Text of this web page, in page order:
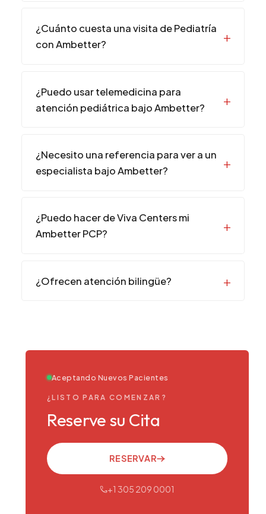
¿Cuánto cuesta una visita de Pediatría
con Ambetter?
¿Puedo usar telemedicina para
atención pediátrica bajo Ambetter?
¿Necesito una referencia para ver a un
especialista bajo Ambetter?
¿Puedo hacer de Viva Centers mi
Ambetter PCP?
¿Ofrecen atención bilingüe?
Aceptando Nuevos Pacientes
¿LISTO PARA COMENZAR?
Reserve su Cita
RESERVAR
+1 305 209 0001